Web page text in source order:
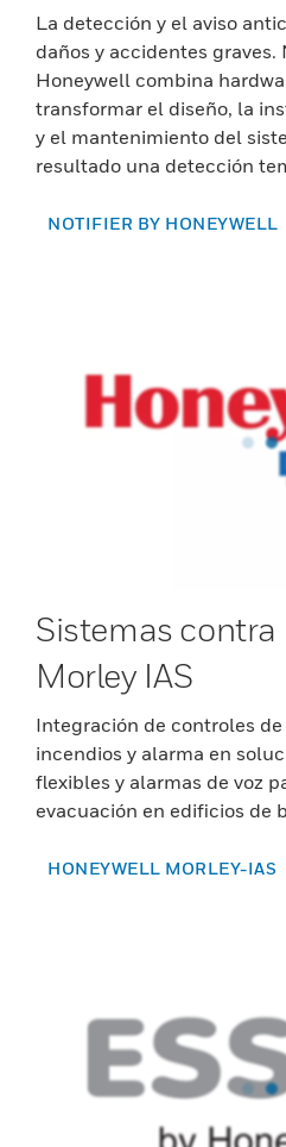
La detección y el aviso
daños y accidentes graves.
Honeywell combina
transformar el diseño, la
y el mantenimiento del
resultado una detección
NOTIFIER BY HONEYWELL
Sistemas
Morley IAS
Integración de controles
incendios y alarma en
flexibles y alarmas de voz
evacuación en edificios de
HONEYWELL MORLEY-IAS